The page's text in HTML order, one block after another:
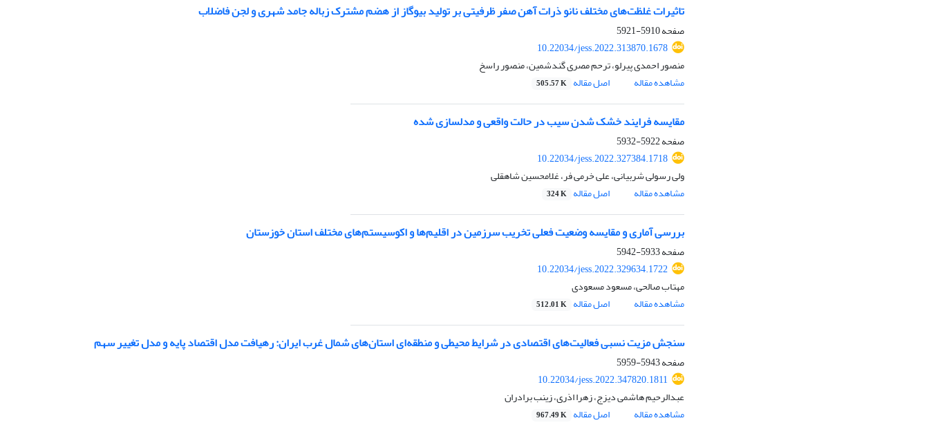
تاثیرات غلظت‌های مختلف نانو ذرات آهن صفر ظرفیتی بر تولید بیوگاز از هضم مشترک زباله جامد شهری و لجن فاضلاب
صفحه5910-5921
10.22034/jess.2022.313870.1678
منصور احمدی پیرلو، ترحم مصری گندشمین، منصور راسخ
مشاهده مقاله
اصل مقاله 505.57 K
مقایسه فرایند خشک شدن سیب در حالت واقعی و مدلسازی شده
صفحه5922-5932
10.22034/jess.2022.327384.1718
ولی رسولی شربیانی، علی خرمی فر، غلامحسین شاهقلی
مشاهده مقاله
اصل مقاله 324 K
بررسی آماری و مقایسه وضعیت فعلی تخریب سرزمین در اقلیم‌ها و اکوسیستم‌های مختلف استان خوزستان
صفحه5933-5942
10.22034/jess.2022.329634.1722
مهتاب صالحی، مسعود مسعودی
مشاهده مقاله
اصل مقاله 512.01 K
سنجش مزیت نسبی فعالیت‌های اقتصادی در شرایط محیطی و منطقه‌ای استان‌های شمال غرب ایران: رهیافت مدل اقتصاد پایه و مدل تغییر سهم
صفحه5943-5959
10.22034/jess.2022.347820.1811
عبدالرحیم هاشمی دیزج، زهرا اذری، زینب برادران
مشاهده مقاله
اصل مقاله 967.49 K